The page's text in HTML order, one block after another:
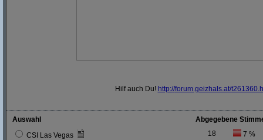
Hilf auch Du! http://forum.geizhals.at/
Auswahl
Abgegebene
CSI Las Vegas
18 7 %